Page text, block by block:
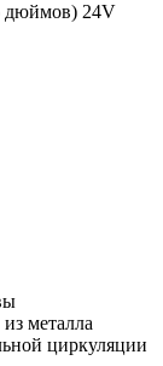
металла
циркуляции